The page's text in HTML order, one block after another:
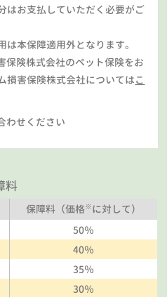
はお支払していただく必要がご
本保障適用外となります。
保険株式会社のペット保険をお
損害保険株式会社についてはこ
わせください
料
保障料（価格※に対して）
50％
40％
35％
30％